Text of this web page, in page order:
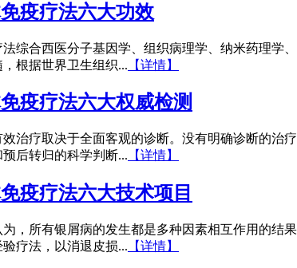
疫疗法六大功效
法综合西医分子基因学、组织病理学、纳米药理学
根据世界卫生组织... 【详情】
疫疗法六大权威检测
治疗取决于全面客观的诊断。没有明确诊断的治
后转归的科学判断... 【详情】
疫疗法六大技术项目
，所有银屑病的发生都是多种因素相互作用的结
疗法，以消退皮损... 【详情】